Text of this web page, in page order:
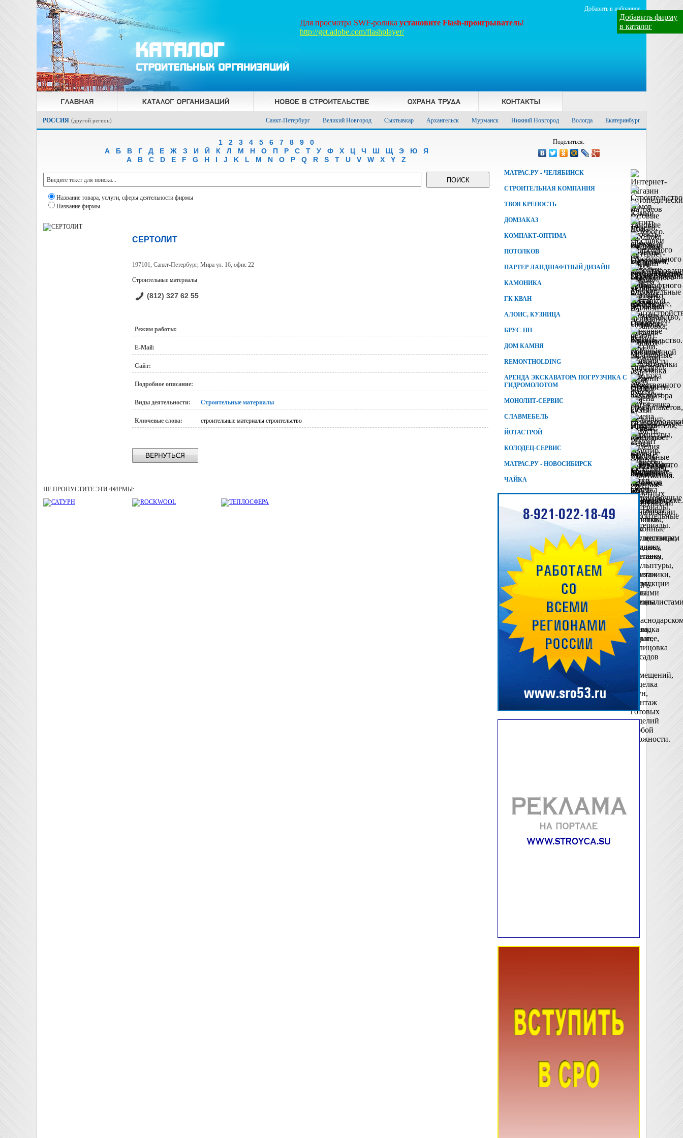
Добавить в избранное
Для просмотра SWF-ролика установите Flash-проигрыватель!
http://get.adobe.com/flashplayer/
РОССИЯ (другой регион) Екатеринбург
Вологда
Нижний Новгород
Мурманск
Архангельск
Сыктывкар
Великий Новгород
Санкт-Петербург
1 2 3 4 5 6 7 8 9
0
А
Б В Г Д Е Ж З И Й К Л М Н О П Р С Т У Ф Х Ц Ч Ш Щ Э Ю
Я
A
B C D E F G H I J K L M N O P Q R S T U V W X Y Z
Название товара, услуги, сферы деятельности фирмы
Название фирмы
СЕРТОЛИТ
197101, Санкт-Петербург, Мира ул. 16, офис 22
Строительные материалы
(812) 327 62 55
Режим работы:
E-Mail:
Сайт:
Подробное описание:
Виды деятельности: Строительные материалы
Ключевые слова: строительные материалы строительство
НЕ ПРОПУСТИТЕ ЭТИ ФИРМЫ:
Поделиться:
МАТРАС.РУ - ЧЕЛЯБИНСК
СТРОИТЕЛЬНАЯ КОМПАНИЯ
ТВОЯ КРЕПОСТЬ
ДОМЗАКАЗ
КОМПАКТ-ОПТИМА
ПОТОЛКОВ
ПАРТЕР ЛАНДШАФТНЫЙ ДИЗАЙН
КАМОНИКА
ГК КВАН
АЛОИС, КУЗНИЦА
БРУС-НН
ДОМ КАМНЯ
REMONTHOLDING
АРЕНДА ЭКСКАВАТОРА ПОГРУЗЧИКА С
ГИДРОМОЛОТОМ
МОНОЛИТ-СЕРВИС
СЛАВМЕБЕЛЬ
ЙОТАСТРОЙ
КОЛОДЕЦ-СЕРВИС
МАТРАС.РУ - НОВОСИБИРСК
ЧАЙКА
Добавить фирму
в каталог